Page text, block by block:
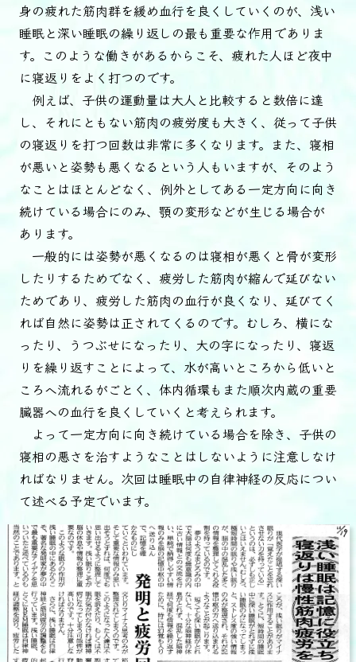
身の疲れた筋肉群を緩め血行を良くしていくのが、浅い
睡眠と深い睡眠の繰り返しの最も重要な作用でありま
す。このような働きがあるからこそ、疲れた人ほど夜中
に寝返りをよく打つのです。
例えば、子供の運動量は大人と比較すると数倍に達
し、それにともない筋肉の疲労度も大きく、従って子供
の寝返りを打つ回数は非常に多くなります。また、寝相
が悪いと姿勢も悪くなるという人もいますが、そのよう
なことはほとんどなく、例外としてある一定方向に向き
続けている場合にのみ、顎の変形などが生じる場合が
あります。
一般的には姿勢が悪くなるのは寝相が悪くと骨が変形
したりするためでなく、疲労した筋肉が縮んで延びない
ためであり、疲労した筋肉の血行が良くなり、延びてく
れば自然に姿勢は正されてくるのです。むしろ、横にな
ったり、うつぶせになったり、大の字になったり、寝返
りを繰り返すことによって、水が高いところから低いと
ころへ流れるがごとく、体内循環もまた順次内蔵の重要
臓器への血行を良くしていくと考えられます。
よって一定方向に向き続けている場合を除き、子供の
寝相の悪さを治すようなことはしないように注意しなけ
ればなりません。次回は睡眠中の自律神経の反応につい
て述べる予定でいます。